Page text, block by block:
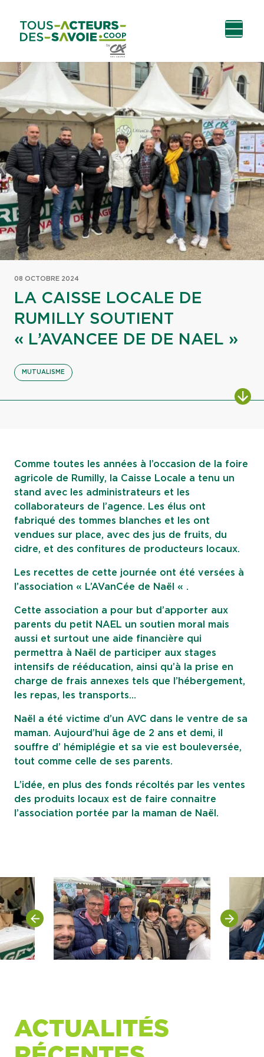
contenu
principal
08 OCTOBRE 2024
LA CAISSE LOCALE DE
RUMILLY SOUTIENT
« L’AVANCEE DE DE NAEL »
MUTUALISME
Comme toutes les années à l’occasion de la foire
agricole de Rumilly, la Caisse Locale a tenu un
stand avec les administrateurs et les
collaborateurs de l’agence. Les élus ont
fabriqué des tommes blanches et les ont
vendues sur place, avec des jus de fruits, du
cidre, et des confitures de producteurs locaux.
Les recettes de cette journée ont été versées à
l’association « L’AVanCée de Naël « .
Cette association a pour but d’apporter aux
parents du petit NAEL un soutien moral mais
aussi et surtout une aide financière qui
permettra à Naël de participer aux stages
intensifs de rééducation, ainsi qu’à la prise en
charge de frais annexes tels que l’hébergement,
les repas, les transports…
Naël a été victime d’un AVC dans le ventre de sa
maman. Aujourd’hui âge de 2 ans et demi, il
souffre d’ hémiplégie et sa vie est bouleversée,
tout comme celle de ses parents.
L’idée, en plus des fonds récoltés par les ventes
des produits locaux est de faire connaitre
l’association portée par la maman de Naël.
ACTUALITÉS